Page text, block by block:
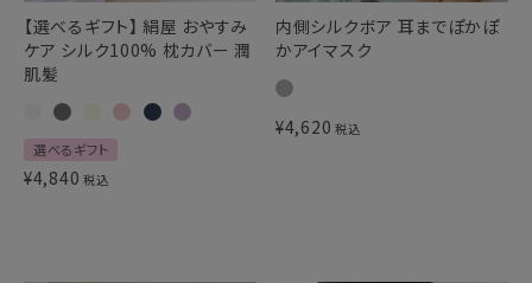
【選べるギフト】 絹屋 おやすみ
ケア シルク100% 枕カバー 潤
肌髪
選べるギフト
¥4,840 税込
内側シルクボア 耳までぽかぽ
かアイマスク
¥4,620 税込